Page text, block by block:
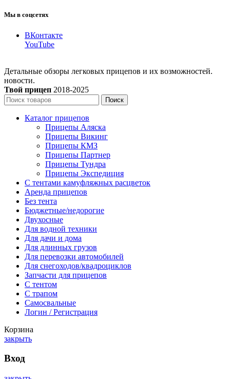
Мы в соцсетях
ВКонтакте
YouTube
Детальные обзоры легковых прицепов и их возможностей.
новости.
Твой прицеп 2018-2025
Поиск
Каталог прицепов
Прицепы Аляска
Прицепы Викинг
Прицепы КМЗ
Прицепы Партнер
Прицепы Тундра
Прицепы Экспедиция
C тентами камуфляжных расцветок
Аренда прицепов
Без тента
Бюджетные/недорогие
Двухосные
Для водной техники
Для дачи и дома
Для длинных грузов
Для перевозки автомобилей
Для снегоходов/квадроциклов
Запчасти для прицепов
С тентом
С трапом
Самосвальные
Логин / Регистрация
Корзина
закрыть
Вход